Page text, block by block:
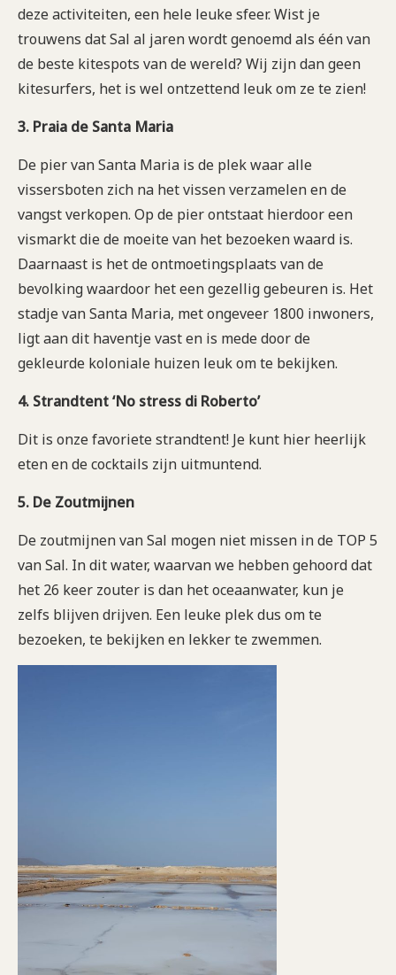
deze activiteiten, een hele leuke sfeer. Wist je
trouwens dat Sal al jaren wordt genoemd als één van
de beste kitespots van de wereld? Wij zijn dan geen
kitesurfers, het is wel ontzettend leuk om ze te zien!
3. Praia de Santa Maria
De pier van Santa Maria is de plek waar alle
vissersboten zich na het vissen verzamelen en de
vangst verkopen. Op de pier ontstaat hierdoor een
vismarkt die de moeite van het bezoeken waard is.
Daarnaast is het de ontmoetingsplaats van de
bevolking waardoor het een gezellig gebeuren is. Het
stadje van Santa Maria, met ongeveer 1800 inwoners,
ligt aan dit haventje vast en is mede door de
gekleurde koloniale huizen leuk om te bekijken.
4. Strandtent ‘No stress di Roberto’
Dit is onze favoriete strandtent! Je kunt hier heerlijk
eten en de cocktails zijn uitmuntend.
5. De Zoutmijnen
De zoutmijnen van Sal mogen niet missen in de TOP 5
van Sal. In dit water, waarvan we hebben gehoord dat
het 26 keer zouter is dan het oceaanwater, kun je
zelfs blijven drijven. Een leuke plek dus om te
bezoeken, te bekijken en lekker te zwemmen.